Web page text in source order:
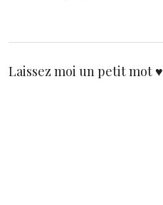
Laissez moi un petit mot ♥